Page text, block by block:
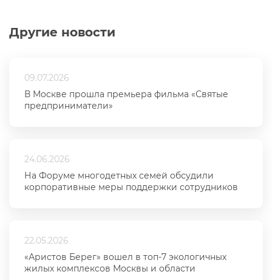
Другие новости
09.07.2026
В Москве прошла премьера фильма «Святые
предприниматели»
24.06.2026
На Форуме многодетных семей обсудили
корпоративные меры поддержки сотрудников
22.05.2026
«Аристов Берег» вошел в топ-7 экологичных
жилых комплексов Москвы и области